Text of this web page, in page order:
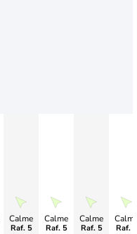
Calme
Raf. 5
Calme
Raf. 5
Calme
Raf. 5 Raf. 5